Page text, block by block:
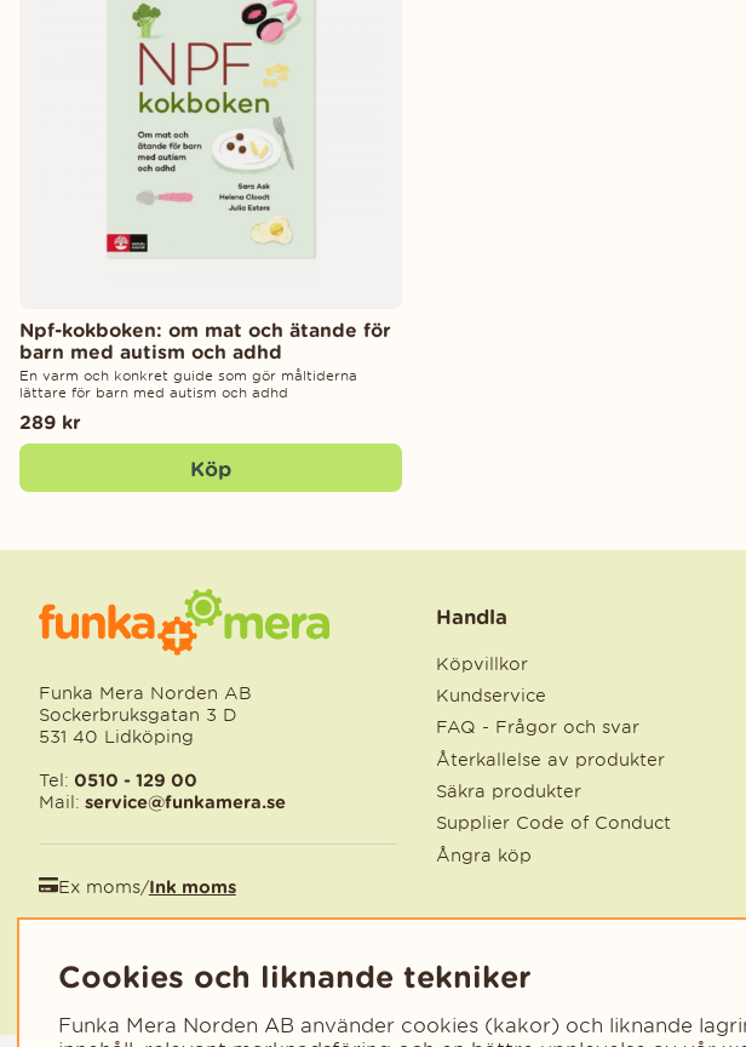
Npf-kokboken: om mat och ätande för
barn med autism och adhd
En varm och konkret guide som gör måltiderna
lättare för barn med autism och adhd
289 kr
Köp
Funka Mera Norden AB
Sockerbruksgatan 3 D
531 40 Lidköping
Tel: 0510 - 129 00
Mail: service@funkamera.se
Ex moms/Ink moms
Handla
Köpvillkor
Kundservice
FAQ - Frågor och svar
Återkallelse av produkter
Säkra produkter
Supplier Code of Conduct
Ångra köp
Cookies och liknande tekniker
Funka Mera Norden AB använder cookies (kakor) och liknande